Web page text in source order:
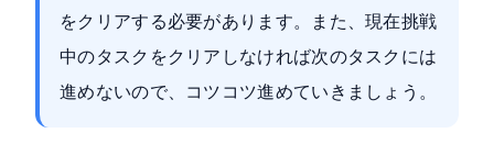
をクリアする必要があります。また、現在挑戦
中のタスクをクリアしなければ次のタスクには
進めないので、コツコツ進めていきましょう。